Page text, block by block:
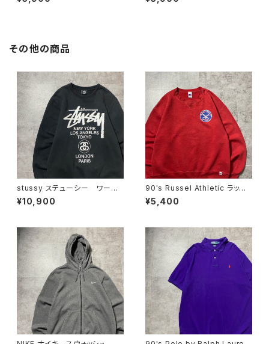
ールグレー Tシャツ
リント ホワイト 白 ノースリ
その他の商品
stussy ステューシー ワール
ドツアー 両面プリント ブラッ
ク 黒 スウェット トレーナー
¥10,900
90's Russel Athletic ラッセ
ルアスレチック ローカルベー
スボールチーム プリント 前V
¥5,400